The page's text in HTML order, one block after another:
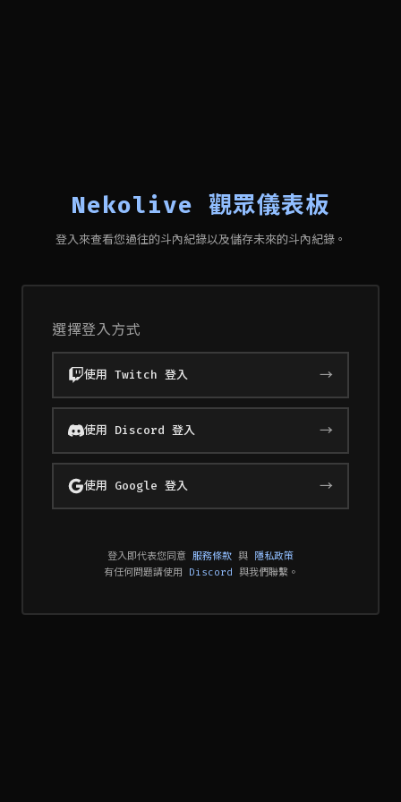
Nekolive 觀眾儀表板
登入來查看您過往的斗內紀錄以及儲存未來的斗內紀錄。
選擇登入方式
使用 Twitch 登入 →
使用 Discord 登入 →
使用 Google 登入 →
登入即代表您同意 服務條款 與 隱私政策
有任何問題請使用 Discord 與我們聯繫。